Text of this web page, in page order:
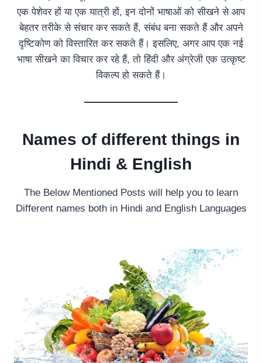
एक पेशेवर हों या एक यात्री हों, इन दोनों भाषाओं को सीखने से आप
बेहतर तरीके से संचार कर सकते हैं, संबंध बना सकते हैं और अपने
दृष्टिकोण को विस्तारित कर सकते हैं। इसलिए, अगर आप एक नई
भाषा सीखने का विचार कर रहे हैं, तो हिंदी और अंग्रेजी एक उत्कृष्ट
विकल्प हो सकते हैं।
Names of different things in
Hindi & English
The Below Mentioned Posts will help you to learn
Different names both in Hindi and English Languages